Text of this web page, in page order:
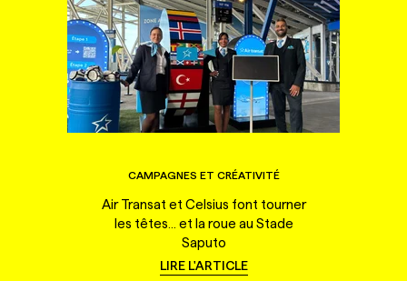
CAMPAGNES ET CRÉATIVITÉ
Air Transat et Celsius font tourner
les têtes... et la roue au Stade
Saputo
LIRE L'ARTICLE